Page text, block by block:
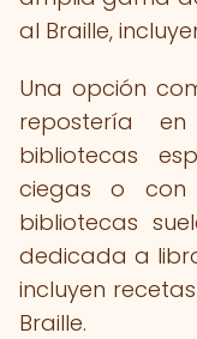
al Braille,
Una opción
repostería
bibliotecas
ciegas o con
bibliotecas
dedicada a
incluyen
Braille.